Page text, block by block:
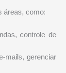
áreas, como:
controle de
mails, gerenciar